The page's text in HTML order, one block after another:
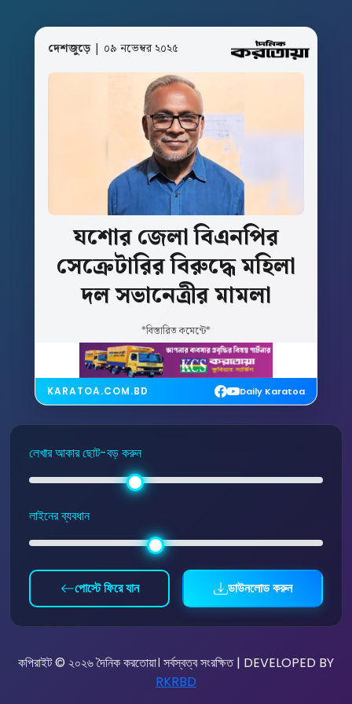
দেশজুড়ে| ০৯ নভেম্বর ২০২৫
যশোরজেলাবিএনপির
সেক্রেটারিরবিরুদ্ধেমহিলা
দলসভানেত্রীরমামলা
*বিস্তারিত কমেন্টে*
KARATOA.COM.BD Daily Karatoa
লেখার আকার ছোট-বড় করুন
লাইনের ব্যবধান
পোস্টে ফিরে যান ডাউনলোড করুন
কপিরাইট © ২০২৬ দৈনিক করতোয়া। সর্বস্বত্ব সংরক্ষিত | DEVELOPED BY
RKRBD